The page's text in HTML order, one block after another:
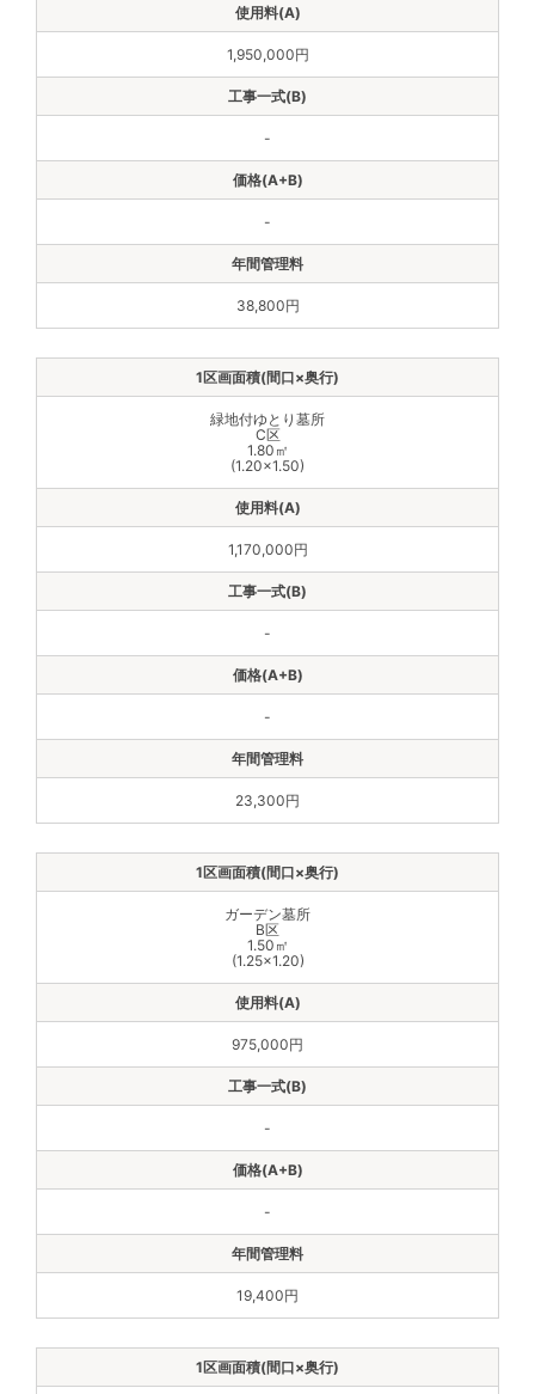
1,950,000円
-
-
38,800円
緑地付ゆとり墓所
C区
1.80㎡
(1.20×1.50)
1,170,000円
-
-
23,300円
ガーデン墓所
B区
1.50㎡
(1.25×1.20)
975,000円
-
-
19,400円